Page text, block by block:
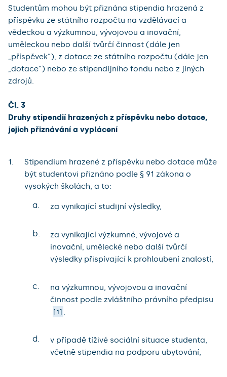
Studentům mohou být přiznána stipendia hrazená z
příspěvku ze státního rozpočtu na vzdělávací a
vědeckou a výzkumnou, vývojovou a inovační,
uměleckou nebo další tvůrčí činnost (dále jen
„příspěvek“), z dotace ze státního rozpočtu (dále jen
„dotace“) nebo ze stipendijního fondu nebo z jiných
zdrojů.
Čl. 3
Druhy stipendií hrazených z příspěvku nebo dotace,
jejich přiznávání a vyplácení
Stipendium hrazené z příspěvku nebo dotace může
být studentovi přiznáno podle § 91 zákona o
vysokých školách, a to:
a. za vynikající studijní výsledky,
b.
za vynikající výzkumné, vývojové a
inovační, umělecké nebo další tvůrčí
výsledky přispívající k prohloubení znalostí,
c.
na výzkumnou, vývojovou a inovační
činnost podle zvláštního právního předpisu
1
d.
v případě tíživé sociální situace studenta,
včetně stipendia na podporu ubytování,